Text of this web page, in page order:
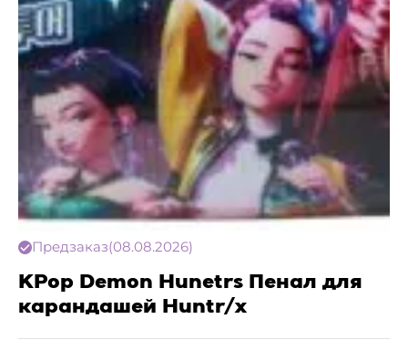
Предзаказ(08.08.2026)
KPop Demon Hunetrs Пенал для
карандашей Huntr/x